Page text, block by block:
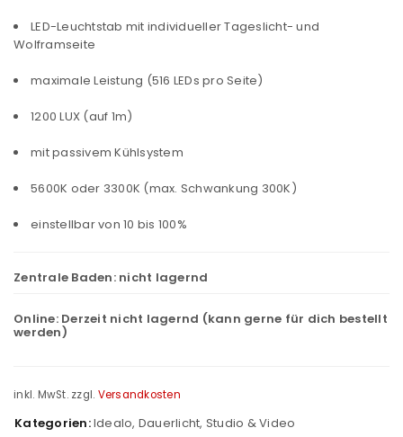
LED-Leuchtstab mit individueller Tageslicht- und
Wolframseite
maximale Leistung (516 LEDs pro Seite)
1200 LUX (auf 1m)
mit passivem Kühlsystem
5600K oder 3300K (max. Schwankung 300K)
einstellbar von 10 bis 100%
Zentrale Baden: nicht lagernd
Online: Derzeit nicht lagernd (kann gerne für dich bestellt
werden)
inkl. MwSt. zzgl. Versandkosten
Kategorien:Idealo, Dauerlicht, Studio & Video